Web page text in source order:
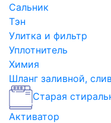
Сальник
Тэн
Улитка и фильтр
Уплотнитель
Химия
Шланг заливной,
Старая
Активатор